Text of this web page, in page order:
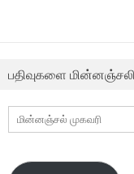
பதிவுகளை
மின்னஞ்சல்
முகவரி